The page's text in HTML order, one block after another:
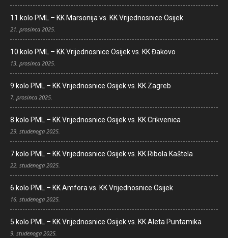
11.kolo PML – KK Marsonija vs. KK Vrijednosnice Osijek
21. prosinca 2025.
10.kolo PML – KK Vrijednosnice Osijek vs. KK Đakovo
13. prosinca 2025.
9.kolo PML – KK Vrijednosnice Osijek vs. KK Zagreb
7. prosinca 2025.
8.kolo PML – KK Vrijednosnice Osijek vs. KK Crikvenica
29. studenoga 2025.
7.kolo PML – KK Vrijednosnice Osijek vs. KK Ribola Kaštela
22. studenoga 2025.
6.kolo PML – KK Amfora vs. KK Vrijednosnice Osijek
16. studenoga 2025.
5.kolo PML – KK Vrijednosnice Osijek vs. KK Aleta Puntamika
9. studenoga 2025.